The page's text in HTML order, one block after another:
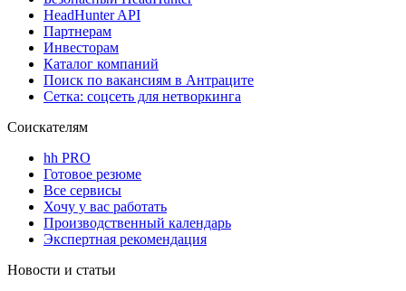
HeadHunter API
Партнерам
Инвесторам
Каталог компаний
Поиск по вакансиям в Антраците
Сетка: соцсеть для нетворкинга
Соискателям
hh PRO
Готовое резюме
Все сервисы
Хочу у вас работать
Производственный календарь
Экспертная рекомендация
Новости и статьи